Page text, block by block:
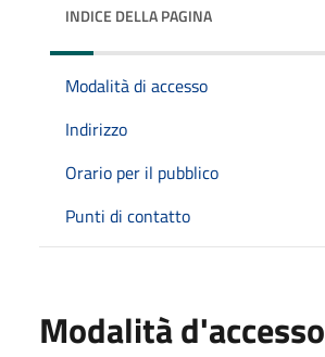
INDICE DELLA PAGINA
Modalità di accesso
Indirizzo
Orario per il pubblico
Punti di contatto
Modalità d'accesso